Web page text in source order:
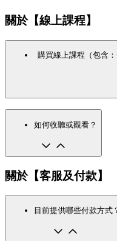
關於【線上課程】
購買線上課程（包含
如何收聽或觀看？
關於【客服及付款】
目前提供哪些付款方式